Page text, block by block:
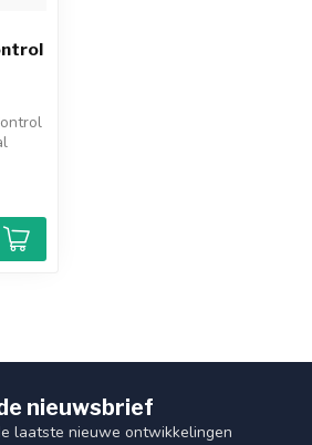
nieuwsbrief
laatste nieuwe ontwikkelingen